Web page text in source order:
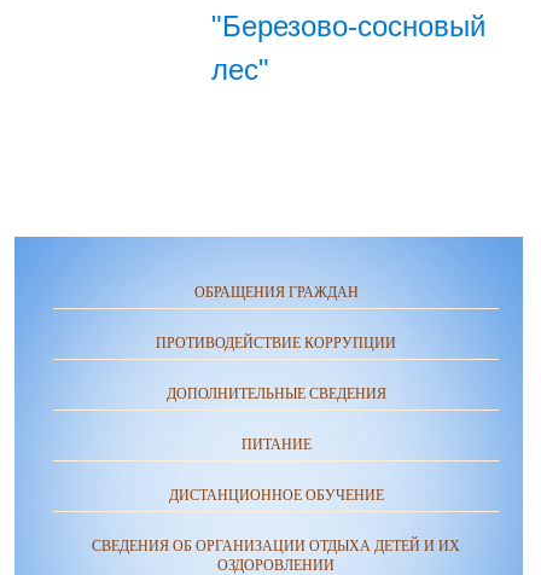
"Березово-сосновый
лес"
ОБРАЩЕНИЯ ГРАЖДАН
ПРОТИВОДЕЙСТВИЕ КОРРУПЦИИ
ДОПОЛНИТЕЛЬНЫЕ СВЕДЕНИЯ
ПИТАНИЕ
ДИСТАНЦИОННОЕ ОБУЧЕНИЕ
СВЕДЕНИЯ ОБ ОРГАНИЗАЦИИ ОТДЫХА ДЕТЕЙ И ИХ
ОЗДОРОВЛЕНИИ